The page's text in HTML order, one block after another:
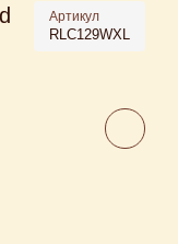
Артикул
RLC129WXL